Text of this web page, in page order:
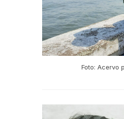
Foto: Acervo